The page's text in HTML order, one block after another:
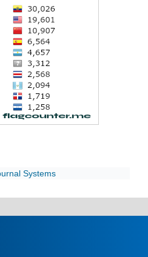
Systems